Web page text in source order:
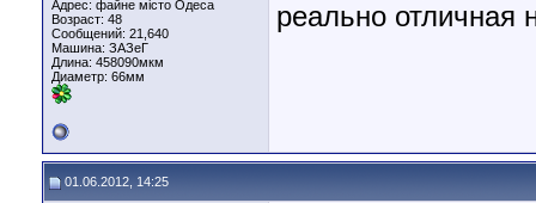
Адрес: файне місто Одеса
Возраст: 48
Сообщений: 21,640
Машина: ЗАЗеГ
Длина: 458090мкм
Диаметр: 66мм
реально отличная
01.06.2012, 14:25